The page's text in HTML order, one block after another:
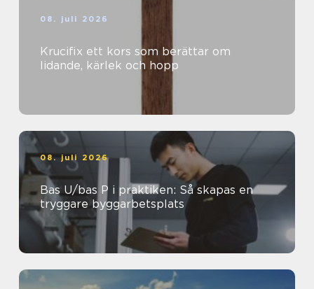
08. juli 2026
Krucifix ett kors som berättar om
lidande, kärlek och hopp
08. juli 2026
Bas U/bas P i praktiken: Så skapas en
tryggare byggarbetsplats